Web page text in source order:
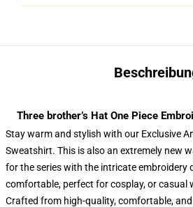
Three brother’s Hat One Piece
Stay warm and stylish with our Exclusive
Sweatshirt. This is also an extremely new
for the series with the intricate embroidery
comfortable, perfect for cosplay, or casual
Crafted from high-quality, comfortable,